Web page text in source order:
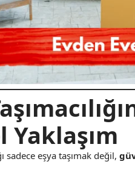
Yaklaşım
sadece eşya taşımak değil,